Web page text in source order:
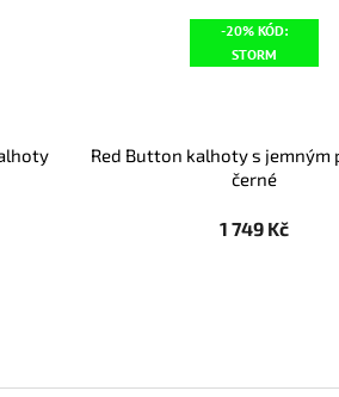
-20% KÓD:
STORM
Red Button kalhoty s jemným
černé
1 749 Kč